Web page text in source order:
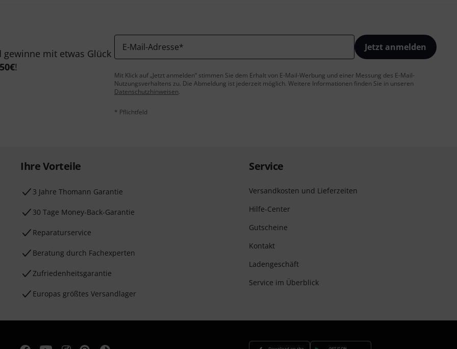
mit etwas Glück
50€!
E-Mail-Adresse* Jetzt anmelden
Mit Klick auf „Jetzt anmelden“ stimmen Sie dem Erhalt von E-Mail-Werbung und einer Messung des E-Mail-
Nutzungsverhaltens zu. Die Abmeldung ist jederzeit möglich. Weitere Informationen finden Sie in unseren
Datenschutzhinweisen.
* Pflichtfeld
Ihre Vorteile
3 Jahre Thomann Garantie
30 Tage Money-Back-Garantie
Reparaturservice
Beratung durch Fachexperten
Zufriedenheitsgarantie
Europas größtes Versandlager
Service
Versandkosten und Lieferzeiten
Hilfe-Center
Gutscheine
Kontakt
Ladengeschäft
Service im Überblick